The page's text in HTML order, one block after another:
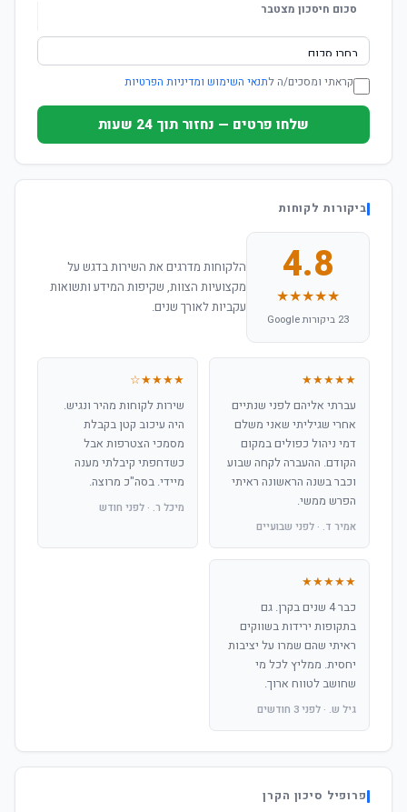
סכום חיסכון מצטבר
קראתי ומסכים/ה לתנאי השימוש ומדיניות הפרטיות
שלחו פרטים — נחזור תוך 24 שעות
ביקורות לקוחות
4.8
★★★★★
23 ביקורות Google
הלקוחות מדרגים את השירות בדגש על
מקצועיות הצוות, שקיפות המידע ותשואות
עקביות לאורך שנים.
★★★★★
עברתי אליהם לפני שנתיים
אחרי שגיליתי שאני משלם
דמי ניהול כפולים במקום
הקודם. ההעברה לקחה שבוע
וכבר בשנה הראשונה ראיתי
הפרש ממשי.
אמיר ד. · לפני שבועיים
★★★★☆
שירות לקוחות מהיר ונגיש.
היה עיכוב קטן בקבלת
מסמכי הצטרפות אבל
כשדחפתי קיבלתי מענה
מיידי. בסה"כ מרוצה.
מיכל ר. · לפני חודש
★★★★★
כבר 4 שנים בקרן. גם
בתקופות ירידות בשווקים
ראיתי שהם שמרו על יציבות
יחסית. ממליץ לכל מי
שחושב לטווח ארוך.
גיל ש. · לפני 3 חודשים
פרופיל סיכון הקרן